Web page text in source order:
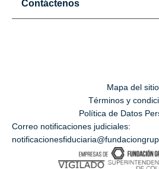
Contáctenos
Mapa del sitio
Términos y
Política de Datos
Correo notificaciones judiciales: